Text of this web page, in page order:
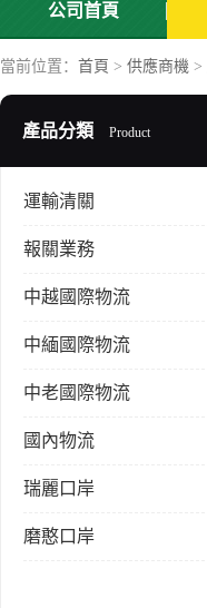
公司首頁
當前位置： 首頁 > 供應商機 >
產品分類 Product
運輸清關
報關業務
中越國際物流
中緬國際物流
中老國際物流
國內物流
瑞麗口岸
磨憨口岸